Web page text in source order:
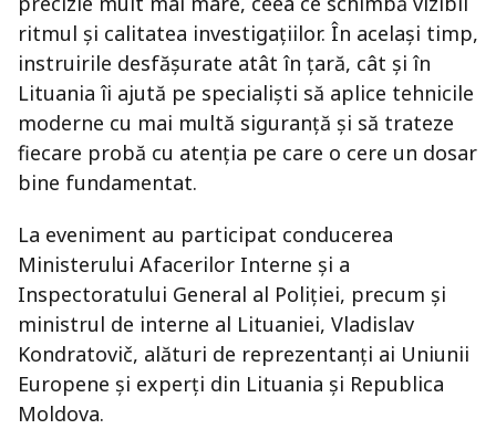
ritmul și calitatea investigațiilor. În același timp,
instruirile desfășurate atât în țară, cât și în
Lituania îi ajută pe specialiști să aplice tehnicile
moderne cu mai multă siguranță și să trateze
fiecare probă cu atenția pe care o cere un dosar
bine fundamentat.
La eveniment au participat conducerea
Ministerului Afacerilor Interne și a
Inspectoratului General al Poliției, precum și
ministrul de interne al Lituaniei, Vladislav
Kondratovič, alături de reprezentanți ai Uniunii
Europene și experți din Lituania și Republica
Moldova.